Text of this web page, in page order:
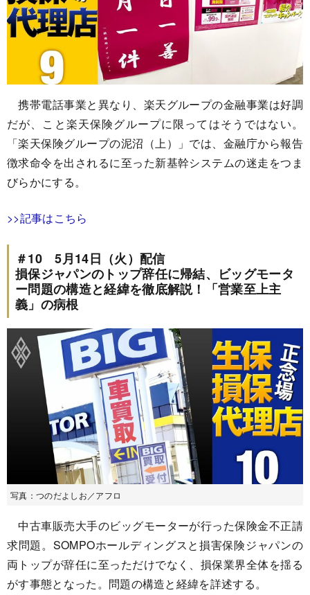
携帯電話事業と異なり、楽天グループの金融事業は好調
だが、こと楽天保険グループに限ってはそうではない。
「楽天保険グループの泥沼（上）」では、金融庁から報告
徴求命令を出されるに至った新基幹システムの迷走をつま
びらかにする。
>>記事はこちら
＃10 5月14日（火）配信
損保ジャパンのトップ辞任に帰結、ビッグモータ
ー問題の構造と経緯を徹底解説！「営業至上主
義」の病根
写真：つのだよしお／アフロ
中古車販売大手のビッグモーターが行った保険金不正請
求問題。SOMPOホールディングスと損害保険ジャパンの
両トップが辞任に至っただけでなく、損保業界全体を揺る
がす事態となった。問題の構造と経緯を詳述する。